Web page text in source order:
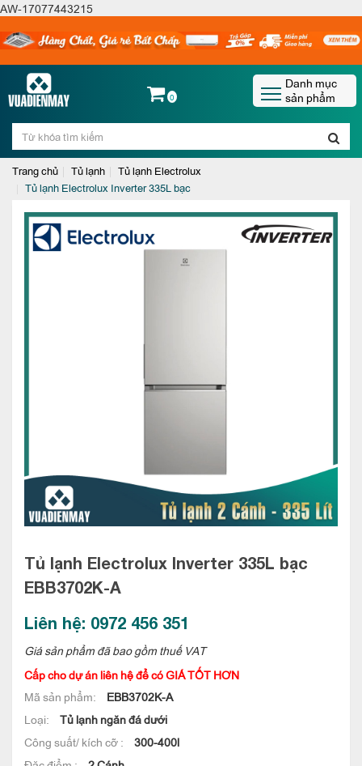
AW-17077443215
0
Danh mục
sản phẩm
Trang chủ Tủ lạnh
Tủ lạnh Electrolux
Tủ lạnh Electrolux Inverter 335L bạc
Tủ lạnh Electrolux Inverter 335L bạc
EBB3702K-A
Liên hệ: 0972 456 351
Giá sản phẩm đã bao gồm thuế VAT
Cấp cho dự án liên hệ để có GIÁ TỐT HƠN
Mã sản phẩm:
EBB3702K-A
Loại:
Tủ lạnh ngăn đá dưới
Công suất/ kích cỡ :
300-400l